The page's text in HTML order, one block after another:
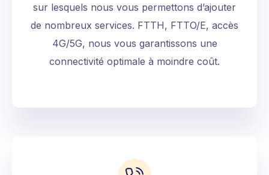
sur lesquels nous vous permettons d’ajouter
de nombreux services. FTTH, FTTO/E, accès
4G/5G, nous vous garantissons une
connectivité optimale à moindre coût.